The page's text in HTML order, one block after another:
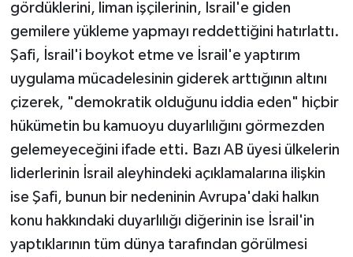
gördüklerini, liman işçilerinin, İsrail'e giden
gemilere yükleme yapmayı reddettiğini hatırlattı.
Şafi, İsrail'i boykot etme ve İsrail'e yaptırım
uygulama mücadelesinin giderek arttığının altını
çizerek, "demokratik olduğunu iddia eden" hiçbir
hükümetin bu kamuoyu duyarlılığını görmezden
gelemeyeceğini ifade etti. Bazı AB üyesi ülkelerin
liderlerinin İsrail aleyhindeki açıklamalarına ilişkin
ise Şafi, bunun bir nedeninin Avrupa'daki halkın
konu hakkındaki duyarlılığı diğerinin ise İsrail'in
yaptıklarının tüm dünya tarafından görülmesi